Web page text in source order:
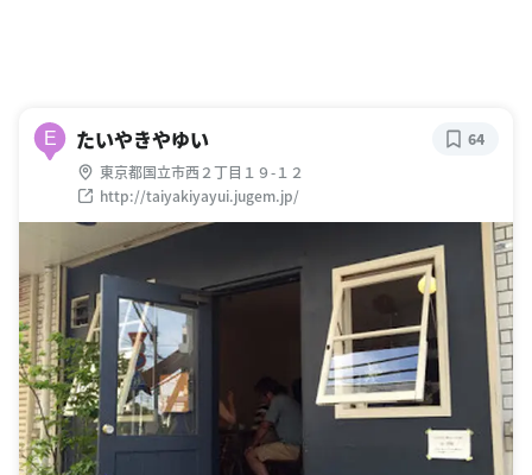
E たいやきやゆい
東京都国立市西２丁目１９-１２
http://taiyakiyayui.jugem.jp/
64